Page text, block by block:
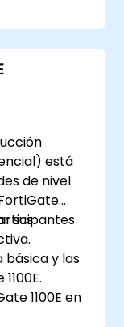
de
está
de nivel
sus
y las
1100E en